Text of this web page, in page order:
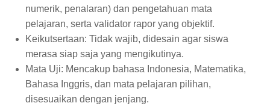
numerik, penalaran) dan pengetahuan mata
pelajaran, serta validator rapor yang objektif.
Keikutsertaan: Tidak wajib, didesain agar siswa
merasa siap saja yang mengikutinya.
Mata Uji: Mencakup bahasa Indonesia, Matematika,
Bahasa Inggris, dan mata pelajaran pilihan,
disesuaikan dengan jenjang.